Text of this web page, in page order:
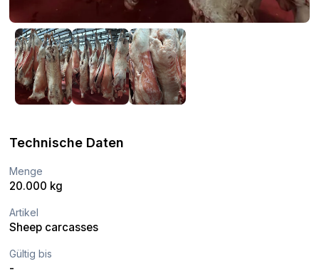
Technische Daten
Menge
20.000 kg
Artikel
Sheep carcasses
Gültig bis
-